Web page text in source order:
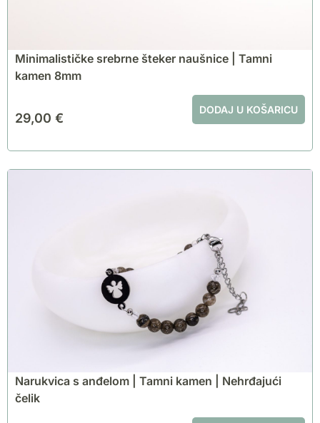
Minimalističke srebrne šteker naušnice | Tamni
kamen 8mm
29,00 €
DODAJ U KOŠARICU
Narukvica s anđelom | Tamni kamen | Nehrđajući
čelik